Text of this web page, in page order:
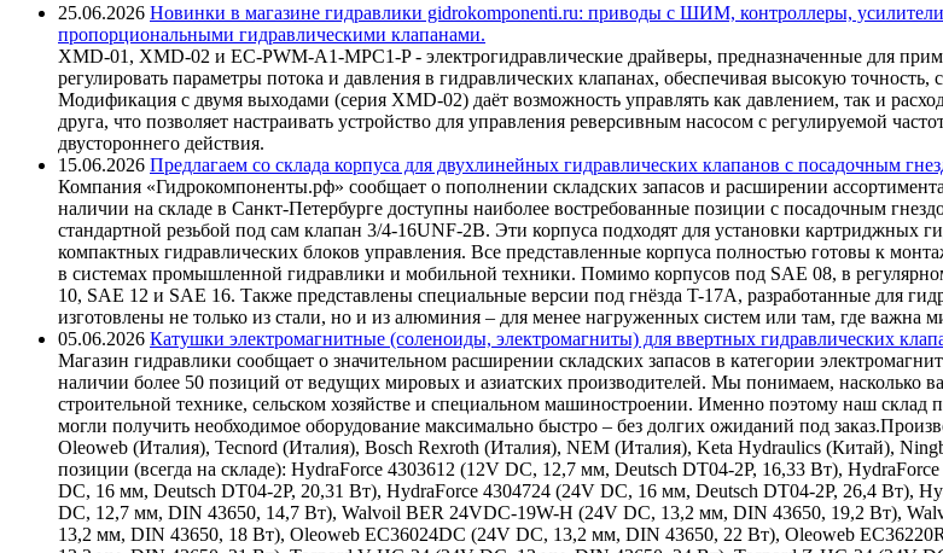
25.06.2026 Новинки в магазине гидравлики gidrokomponenti.ru: приводы с ШИМ, контроллеры,
пропорциональными гидравлическими клапанами.
XMD-01, XMD-02 и EC-PWM-A1-MPC1-P - электрогидравлические драйверы, предназначенные для
регулировать параметры потока и давления в гидравлических клапанах, обеспечивая высокую
Модификация с двумя выходами (серия XMD-02) даёт возможность управлять как давлением, так и
друга, что позволяет настраивать устройство для управления реверсивным насосом с регулируемой
двустороннего действия.
15.06.2026 Предлагаем со склада корпуса для двухлинейных гидравлических клапанов с посадочным
Компания «Гидрокомпоненты.рф» сообщает о пополнении складских запасов и расширении ассортимента
наличии на складе в Санкт-Петербурге доступны наиболее востребованные позиции с посадочным
стандартной резьбой под сам клапан 3/4-16UNF-2B. Эти корпуса подходят для установки картриджных
компактных гидравлических блоков управления. Все представленные корпуса полностью готовы к
в системах промышленной гидравлики и мобильной техники. Помимо корпусов под SAE 08, в
10, SAE 12 и SAE 16. Также представлены специальные версии под гнёзда T-17A, разработанные для
изготовлены не только из стали, но и из алюминия – для менее нагруженных систем или там, где важна
05.06.2026 Катушки электромагнитные (соленоиды, электромагниты) для ввертных гидравлических
Магазин гидравлики сообщает о значительном расширении складских запасов в категории
наличии более 50 позиций от ведущих мировых и азиатских производителей. Мы понимаем, насколько
строительной технике, сельском хозяйстве и специальном машиностроении. Именно поэтому наш
могли получить необходимое оборудование максимально быстро – без долгих ожиданий под
Oleoweb (Италия), Tecnord (Италия), Bosch Rexroth (Италия), NEM (Италия), Keta Hydraulics (Китай),
позиции (всегда на складе): HydraForce 4303612 (12V DC, 12,7 мм, Deutsch DT04-2P, 16,33 Вт),
DC, 16 мм, Deutsch DT04-2P, 20,31 Вт), HydraForce 4304724 (24V DC, 16 мм, Deutsch DT04-2P, 26,4 Вт),
DC, 12,7 мм, DIN 43650, 14,7 Вт), Walvoil BER 24VDC-19W-H (24V DC, 13,2 мм, DIN 43650, 19,2 Вт),
13,2 мм, DIN 43650, 18 Вт), Oleoweb EC36024DC (24V DC, 13,2 мм, DIN 43650, 22 Вт), Oleoweb